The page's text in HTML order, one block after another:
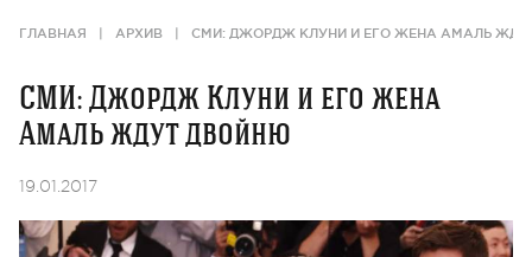
ГЛАВНАЯ АРХИВ СМИ: ДЖОРДЖ КЛУНИ И ЕГО ЖЕНА АМАЛЬ
СМИ: Джордж Клуни и его жена
Амаль ждут двойню
19.01.2017